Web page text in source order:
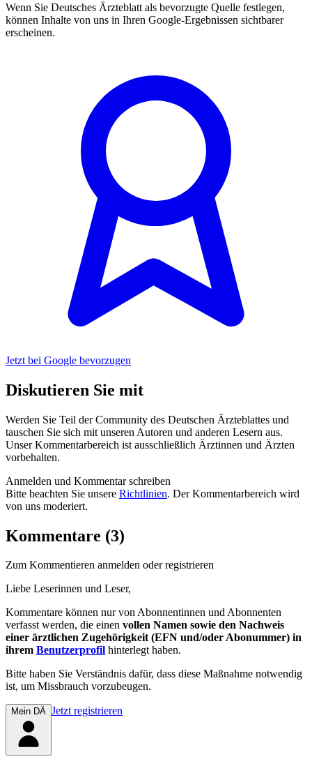
Wenn Sie Deutsches Ärzteblatt als bevorzugte Quelle festlegen,
können Inhalte von uns in Ihren Google-Ergebnissen sichtbarer
erscheinen.
Jetzt bei Google bevorzugen
Diskutieren Sie mit
Werden Sie Teil der Community des Deutschen Ärzteblattes und
tauschen Sie sich mit unseren Autoren und anderen Lesern aus.
Unser Kommentarbereich ist ausschließlich Ärztinnen und Ärzten
vorbehalten.
Anmelden und Kommentar schreiben
Bitte beachten Sie unsere Richtlinien. Der Kommentarbereich wird
von uns moderiert.
Kommentare (3)
Zum Kommentieren anmelden oder registrieren
Liebe Leserinnen und Leser,
Kommentare können nur von Abonnentinnen und Abonnenten
verfasst werden, die einen vollen Namen sowie den Nachweis
einer ärztlichen Zugehörigkeit (EFN und/oder Abonummer) in
ihrem Benutzerprofil hinterlegt haben.
Bitte haben Sie Verständnis dafür, dass diese Maßnahme notwendig
ist, um Missbrauch vorzubeugen.
Mein DÄ Jetzt registrieren